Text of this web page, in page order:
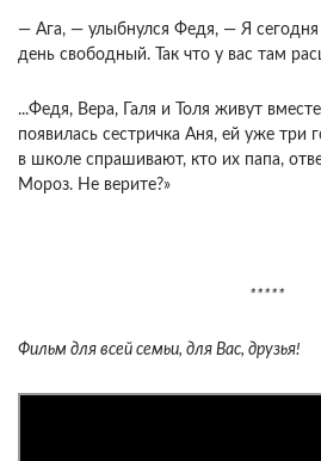
— Ага, — улыбнулся Федя, — Я сегодня
день свободный. Так что у вас там
...Федя, Вера, Галя и Толя живут
появилась сестричка Аня, ей уже три
в школе спрашивают, кто их папа,
Мороз. Не верите?»
*****
Фильм для всей семьи, для Вас, друзья!